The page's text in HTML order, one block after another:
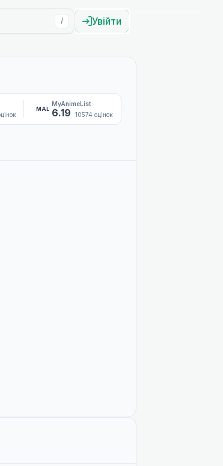
/ Увійти
MAL
MyAnimeList
6.19 10574 оцінок